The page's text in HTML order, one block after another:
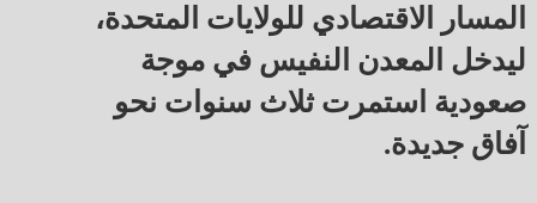
المسار الاقتصادي للولايات المتحدة،
ليدخل المعدن النفيس في موجة
صعودية استمرت ثلاث سنوات نحو
آفاق جديدة.